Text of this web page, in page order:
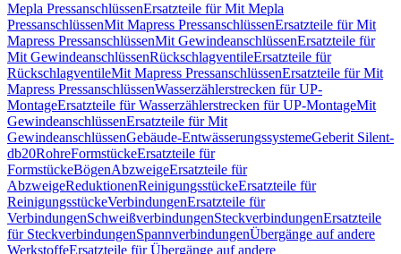
Mepla PressanschlüssenErsatzteile für Mit Mepla
PressanschlüssenMit Mapress PressanschlüssenErsatzteile für Mit
Mapress PressanschlüssenMit GewindeanschlüssenErsatzteile für
Mit GewindeanschlüssenRückschlagventileErsatzteile für
RückschlagventileMit Mapress PressanschlüssenErsatzteile für Mit
Mapress PressanschlüssenWasserzählerstrecken für UP-
MontageErsatzteile für Wasserzählerstrecken für UP-MontageMit
GewindeanschlüssenErsatzteile für Mit
GewindeanschlüssenGebäude-EntwässerungssystemeGeberit Silent-
db20RohreFormstückeErsatzteile für
FormstückeBögenAbzweigeErsatzteile für
AbzweigeReduktionenReinigungsstückeErsatzteile für
ReinigungsstückeVerbindungenErsatzteile für
VerbindungenSchweißverbindungenSteckverbindungenErsatzteile
für SteckverbindungenSpannverbindungenÜbergänge auf andere
WerkstoffeErsatzteile für Übergänge auf andere